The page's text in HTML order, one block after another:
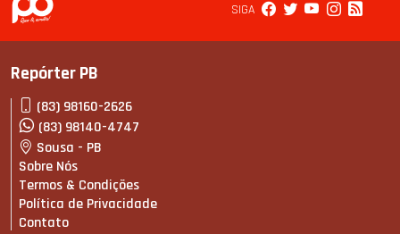
SIGA
Repórter PB
(83) 98160-2626
(83) 98140-4747
Sousa - PB
Sobre Nós
Termos & Condições
Política de Privacidade
Contato